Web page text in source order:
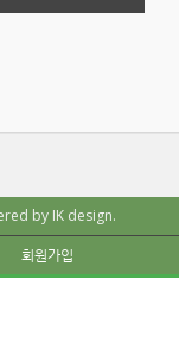
by IK design.
회원가입